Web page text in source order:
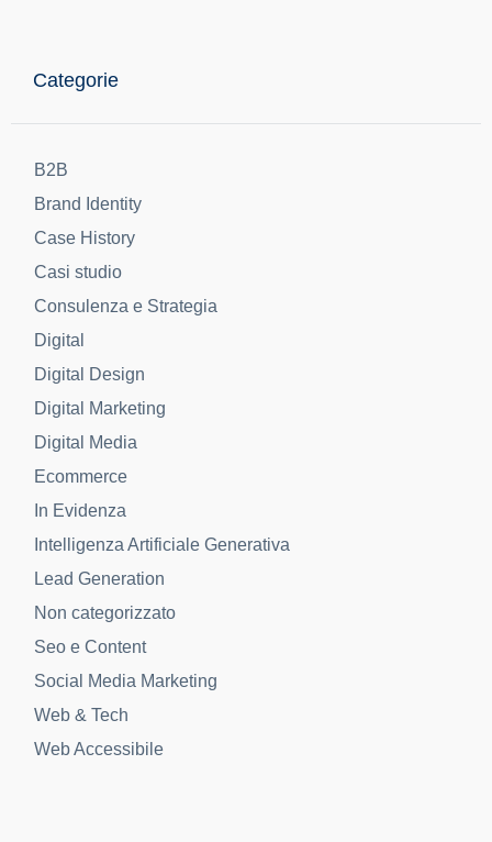
Categorie
B2B
Brand Identity
Case History
Casi studio
Consulenza e Strategia
Digital
Digital Design
Digital Marketing
Digital Media
Ecommerce
In Evidenza
Intelligenza Artificiale Generativa
Lead Generation
Non categorizzato
Seo e Content
Social Media Marketing
Web & Tech
Web Accessibile